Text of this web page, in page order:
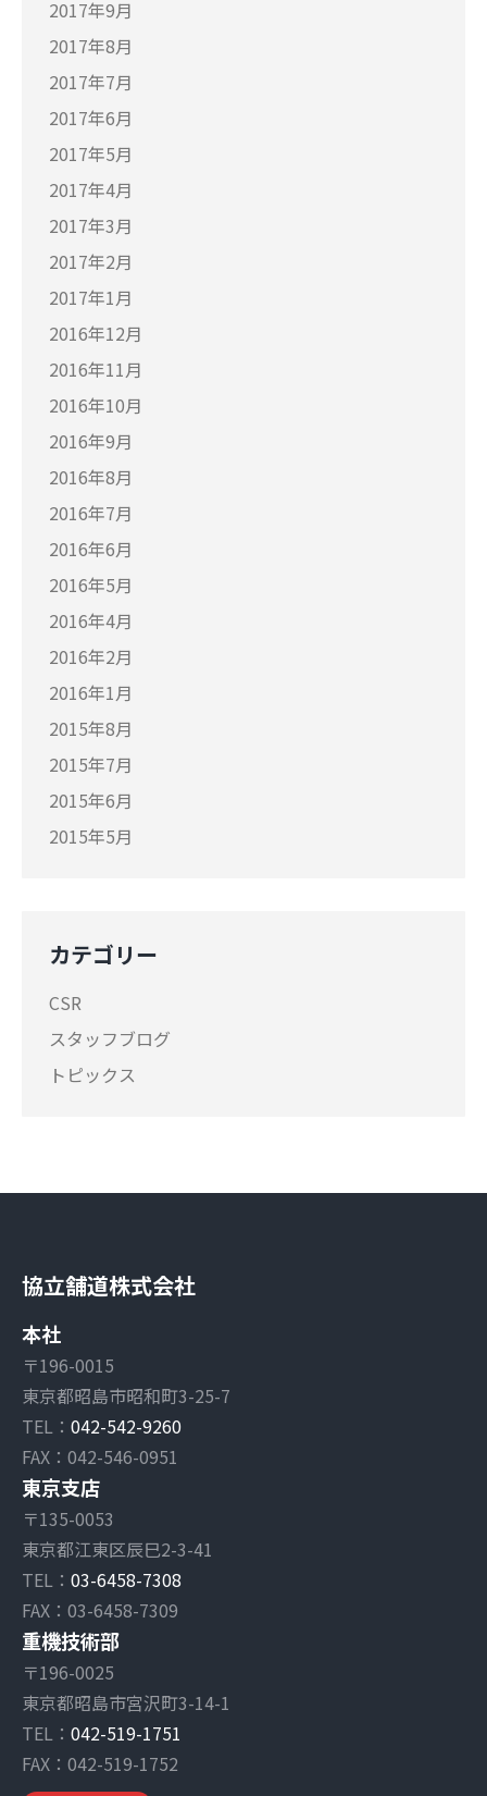
2017年9月
2017年8月
2017年7月
2017年6月
2017年5月
2017年4月
2017年3月
2017年2月
2017年1月
2016年12月
2016年11月
2016年10月
2016年9月
2016年8月
2016年7月
2016年6月
2016年5月
2016年4月
2016年2月
2016年1月
2015年8月
2015年7月
2015年6月
2015年5月
カテゴリー
CSR
スタッフブログ
トピックス
協立舗道株式会社
本社
〒196-0015
東京都昭島市昭和町3-25-7
TEL： 042-542-9260
FAX：042-546-0951
東京支店
〒135-0053
東京都江東区辰巳2-3-41
TEL： 03-6458-7308
FAX：03-6458-7309
重機技術部
〒196-0025
東京都昭島市宮沢町3-14-1
TEL： 042-519-1751
FAX：042-519-1752